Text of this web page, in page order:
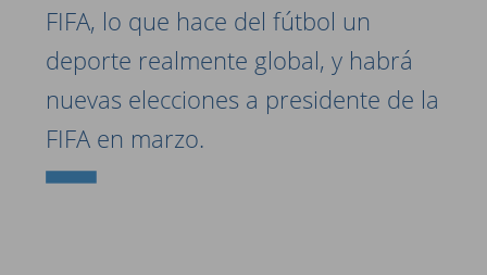
FIFA, lo que hace del fútbol un
deporte realmente global, y habrá
nuevas elecciones a presidente de la
FIFA en marzo.